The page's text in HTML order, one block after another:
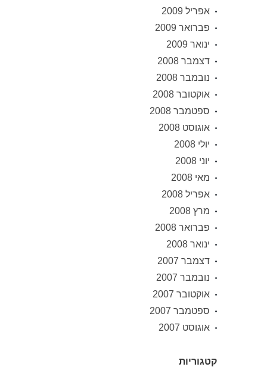
אפריל 2009
פברואר 2009
ינואר 2009
דצמבר 2008
נובמבר 2008
אוקטובר 2008
ספטמבר 2008
אוגוסט 2008
יולי 2008
יוני 2008
מאי 2008
אפריל 2008
מרץ 2008
פברואר 2008
ינואר 2008
דצמבר 2007
נובמבר 2007
אוקטובר 2007
ספטמבר 2007
אוגוסט 2007
קטגוריות